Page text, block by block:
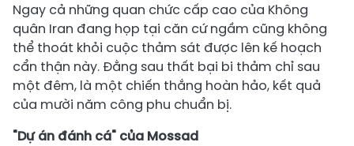
Ngay cả những quan chức cấp cao của Không
quân Iran đang họp tại căn cứ ngầm cũng không
thể thoát khỏi cuộc thảm sát được lên kế hoạch
cẩn thận này. Đằng sau thất bại bi thảm chỉ sau
một đêm, là một chiến thắng hoàn hảo, kết quả
của mười năm công phu chuẩn bị.
"Dự án đánh cá" của Mossad